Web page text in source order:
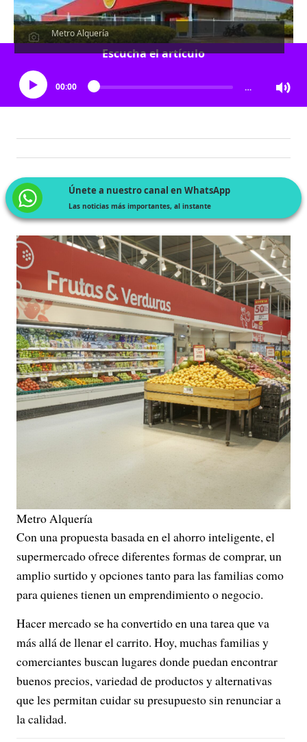
Metro Alquería
Escucha el artículo
00:00 …
Únete a nuestro canal en WhatsApp
Las noticias más importantes, al instante
Metro Alquería
Con una propuesta basada en el ahorro inteligente, el
supermercado ofrece diferentes formas de comprar, un
amplio surtido y opciones tanto para las familias como
para quienes tienen un emprendimiento o negocio.
Hacer mercado se ha convertido en una tarea que va
más allá de llenar el carrito. Hoy, muchas familias y
comerciantes buscan lugares donde puedan encontrar
buenos precios, variedad de productos y alternativas
que les permitan cuidar su presupuesto sin renunciar a
la calidad.